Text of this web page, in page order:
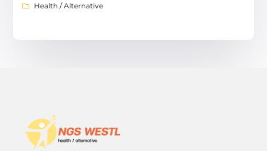
Health / Alternative